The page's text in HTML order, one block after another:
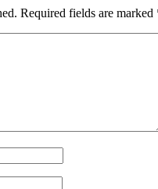
Required fields are marked